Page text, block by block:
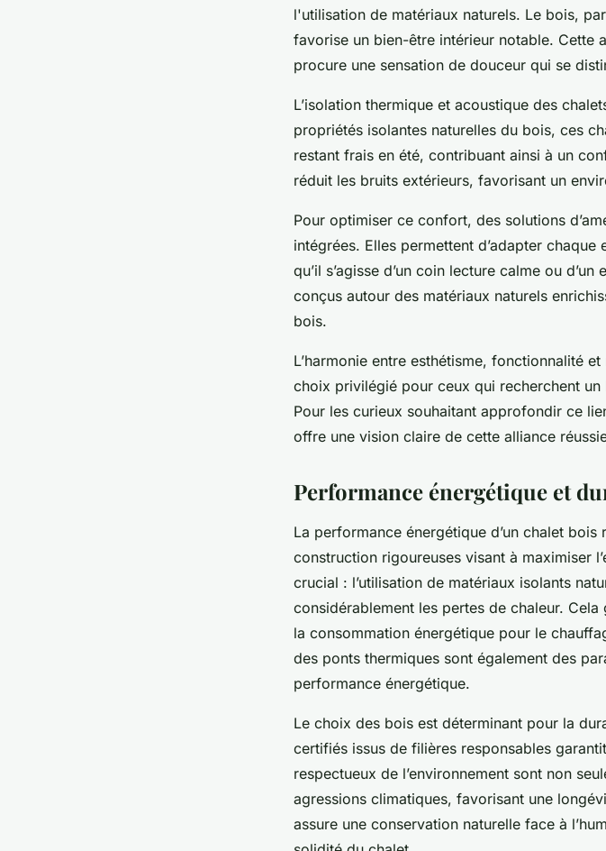
l'utilisation de matériaux naturels. Le bois,
favorise un bien-être intérieur notable. Cette
procure une sensation de douceur qui se
L’isolation thermique et acoustique des
propriétés isolantes naturelles du bois, ces
restant frais en été, contribuant ainsi à un
réduit les bruits extérieurs, favorisant un
Pour optimiser ce confort, des solutions
intégrées. Elles permettent d’adapter
qu’il s’agisse d’un coin lecture calme ou
conçus autour des matériaux naturels
bois.
L’harmonie entre esthétisme, fonctionnalité
choix privilégié pour ceux qui recherchent
Pour les curieux souhaitant approfondir ce
offre une vision claire de cette alliance
Performance énergétique et
La performance énergétique d’un chalet
construction rigoureuses visant à maximiser
crucial : l’utilisation de matériaux isolants
considérablement les pertes de chaleur.
la consommation énergétique pour le
des ponts thermiques sont également des
performance énergétique.
Le choix des bois est déterminant pour la
certifiés issus de filières responsables
respectueux de l’environnement sont non
agressions climatiques, favorisant une
assure une conservation naturelle face à